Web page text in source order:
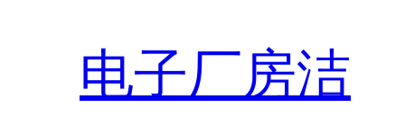
电子厂房洁